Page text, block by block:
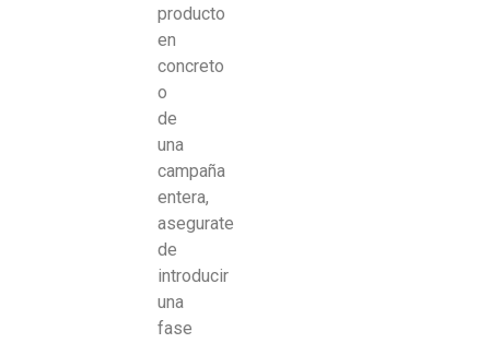
producto
en
concreto
o
de
una
campaña
entera,
asegurate
de
introducir
una
fase